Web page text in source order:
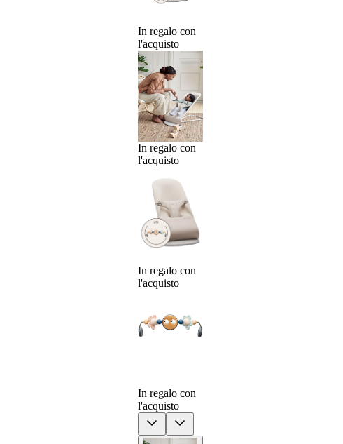
In regalo con
l'acquisto
In regalo con
l'acquisto
In regalo con
l'acquisto
In regalo con
l'acquisto
Previous